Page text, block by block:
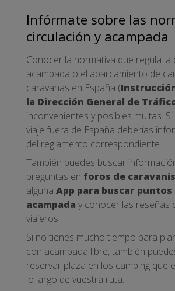
Infórmate sobre las
circulación y acampada
Conocer la normativa que regula la
acampada o el aparcamiento de
caravanas en España (
la Dirección General de
inconvenientes y posibles multas.
viaje fuera de España deberías
del reglamento correspondiente.
También puedes buscar
preguntas en foros de
alguna App para buscar puntos
acampada y conocer las reseñas
viajeros.
Si no tienes mucho tiempo para
con acampada libre, también
reservar plaza en los camping que
lo largo de vuestra ruta.